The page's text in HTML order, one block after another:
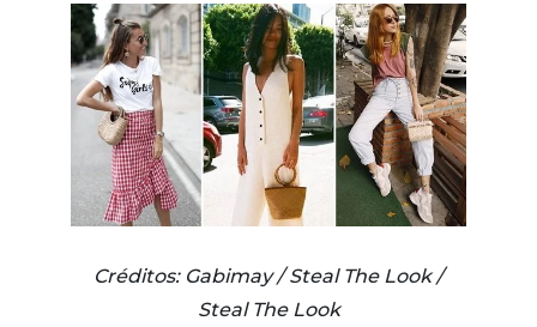
Créditos: Gabimay / Steal The Look /
Steal The Look